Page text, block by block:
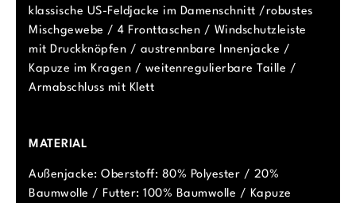
klassische US-Feldjacke im Damenschnitt /robustes
Mischgewebe / 4 Fronttaschen / Windschutzleiste
mit Druckknöpfen / austrennbare Innenjacke /
Kapuze im Kragen / weitenregulierbare Taille /
Armabschluss mit Klett
MATERIAL
Außenjacke: Oberstoff: 80% Polyester / 20%
Baumwolle / Futter: 100% Baumwolle / Kapuze